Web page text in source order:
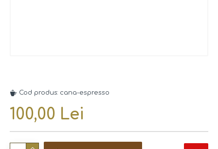
Cod produs: cana-espresso
100,00 Lei